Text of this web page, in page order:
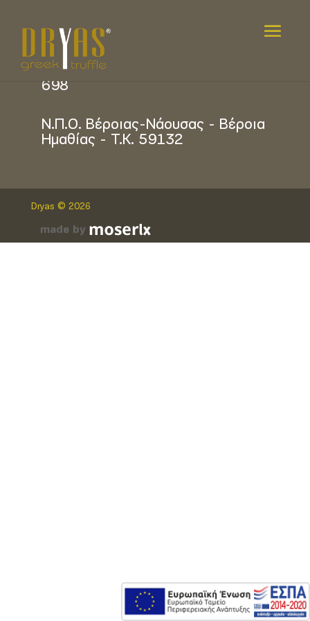
info@dryastruffle.com
2331 400 241 / +30 6972 913
698
Ν.Π.Ο. Βέροιας-Νάουσας - Βέροια
Ημαθίας - Τ.Κ. 59132
Dryas © 2026
made by